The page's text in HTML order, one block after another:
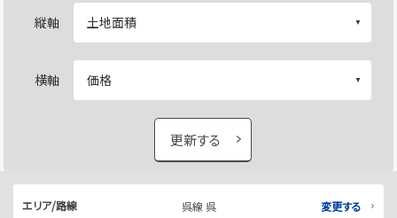
縦軸
横軸
更新する
エリア/路線 呉線 呉 変更する